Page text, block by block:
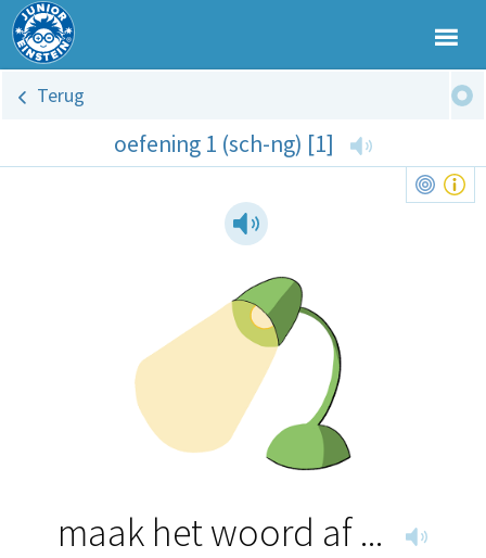
Terug
oefening 1 (sch-ng) [1]
maak het woord af ...